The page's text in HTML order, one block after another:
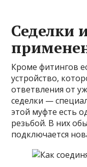
Седелки
Кроме фитингов
устройство,
ответвления от
седелки —
этой муфте есть
резьбой. В них
подключается